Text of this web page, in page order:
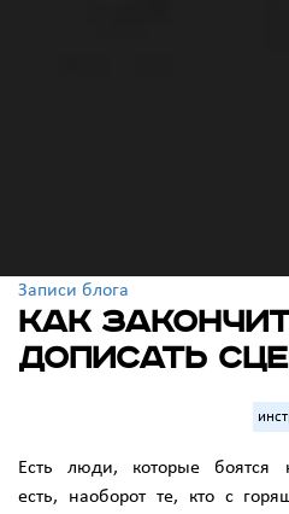
Записи блога
Как
дописать
Есть люди, которые боятся
есть, наоборот те, кто с